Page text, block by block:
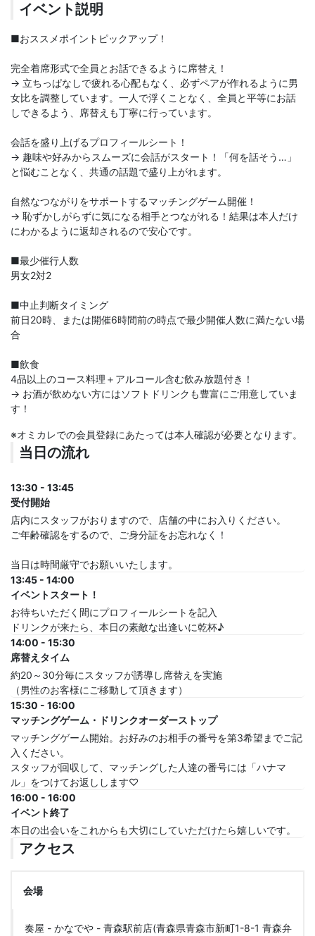
イベント説明
■おススメポイントピックアップ！
完全着席形式で全員とお話できるように席替え！
→ 立ちっぱなしで疲れる心配もなく、必ずペアが作れるように男
女比を調整しています。一人で浮くことなく、全員と平等にお話
しできるよう、席替えも丁寧に行っています。
会話を盛り上げるプロフィールシート！
→ 趣味や好みからスムーズに会話がスタート！「何を話そう…」
と悩むことなく、共通の話題で盛り上がれます。
自然なつながりをサポートするマッチングゲーム開催！
→ 恥ずかしがらずに気になる相手とつながれる！結果は本人だけ
にわかるように返却されるので安心です。
■最少催行人数
男女2対2
■中止判断タイミング
前日20時、または開催6時間前の時点で最少開催人数に満たない場
合
■飲食
4品以上のコース料理＋アルコール含む飲み放題付き！
→ お酒が飲めない方にはソフトドリンクも豊富にご用意していま
す！
※オミカレでの会員登録にあたっては本人確認が必要となります。
当日の流れ
13:30 - 13:45
受付開始
店内にスタッフがおりますので、店舗の中にお入りください。
ご年齢確認をするので、ご身分証をお忘れなく！
当日は時間厳守でお願いいたします。
13:45 - 14:00
イベントスタート！
お待ちいただく間にプロフィールシートを記入
ドリンクが来たら、本日の素敵な出逢いに乾杯♪
14:00 - 15:30
席替えタイム
約20～30分毎にスタッフが誘導し席替えを実施
（男性のお客様にご移動して頂きます）
15:30 - 16:00
マッチングゲーム・ドリンクオーダーストップ
マッチングゲーム開始。お好みのお相手の番号を第3希望までご記
入ください。
スタッフが回収して、マッチングした人達の番号には「ハナマ
ル」をつけてお返しします♡
16:00 - 16:00
イベント終了
本日の出会いをこれからも大切にしていただけたら嬉しいです。
アクセス
会場
奏屋 - かなでや - 青森駅前店(青森県青森市新町1-8-1 青森弁